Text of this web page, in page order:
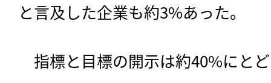
と言及した企業も約3%あった。
指標と目標の開示は約40%にと